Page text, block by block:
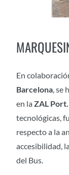
En
Barcelona ,
en laZAL Port.
tecnológicas,
respecto a la
accesibilidad,
del Bus.